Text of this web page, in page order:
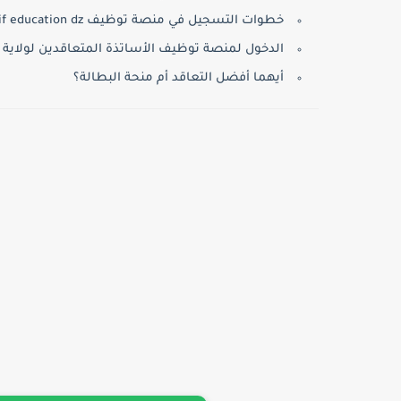
خطوات التسجيل في منصة توظيف tawdif education dz:
الدخول لمنصة توظيف الأساتذة المتعاقدين
أيهما أفضل التعاقد أم منحة البطالة؟